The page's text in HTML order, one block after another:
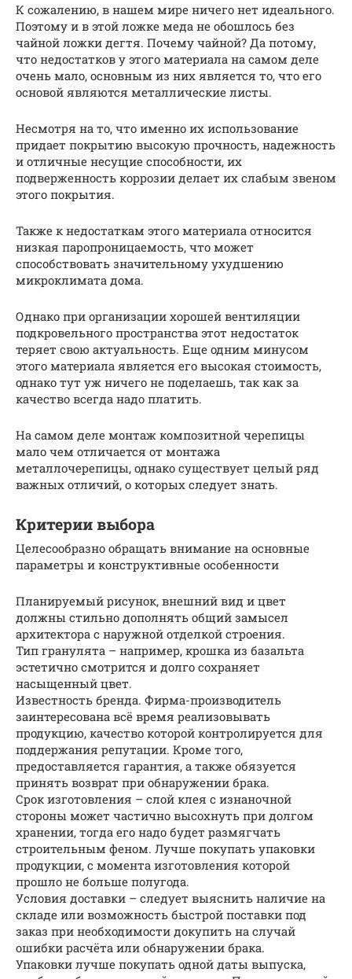
К сожалению, в нашем мире ничего нет идеального.
Поэтому и в этой ложке меда не обошлось без
чайной ложки дегтя. Почему чайной? Да потому,
что недостатков у этого материала на самом деле
очень мало, основным из них является то, что его
основой являются металлические листы.
Несмотря на то, что именно их использование
придает покрытию высокую прочность, надежность
и отличные несущие способности, их
подверженность коррозии делает их слабым звеном
этого покрытия.
Также к недостаткам этого материала относится
низкая паропроницаемость, что может
способствовать значительному ухудшению
микроклимата дома.
Однако при организации хорошей вентиляции
подкровельного пространства этот недостаток
теряет свою актуальность. Еще одним минусом
этого материала является его высокая стоимость,
однако тут уж ничего не поделаешь, так как за
качество всегда надо платить.
На самом деле монтаж композитной черепицы
мало чем отличается от монтажа
металлочерепицы, однако существует целый ряд
важных отличий, о которых следует знать.
Критерии выбора
Целесообразно обращать внимание на основные
параметры и конструктивные особенности
Планируемый рисунок, внешний вид и цвет
должны стильно дополнять общий замысел
архитектора с наружной отделкой строения.
Тип гранулята – например, крошка из базальта
эстетично смотрится и долго сохраняет
насыщенный цвет.
Известность бренда. Фирма-производитель
заинтересована всё время реализовывать
продукцию, качество которой контролируется для
поддержания репутации. Кроме того,
предоставляется гарантия, а также обязуется
принять возврат при обнаружении брака.
Срок изготовления – слой клея с изнаночной
стороны может частично высохнуть при долгом
хранении, тогда его надо будет размягчать
строительным феном. Лучше покупать упаковки
продукции, с момента изготовления которой
прошло не больше полугода.
Условия доставки – следует выяснить наличие на
складе или возможность быстрой поставки под
заказ при необходимости докупить на случай
ошибки расчёта или обнаружении брака.
Упаковки лучше покупать одной даты выпуска,